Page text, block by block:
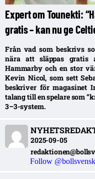
Expert om Tounekti:
gratis – kan nu ge
Från vad som beskrivs
nära att släppas gratis
Hammarby och en stor
Kevin Nicol, som sett
beskriver för magasinet
talang till en spelare som
3–3-system.
2025-09-05
Follow